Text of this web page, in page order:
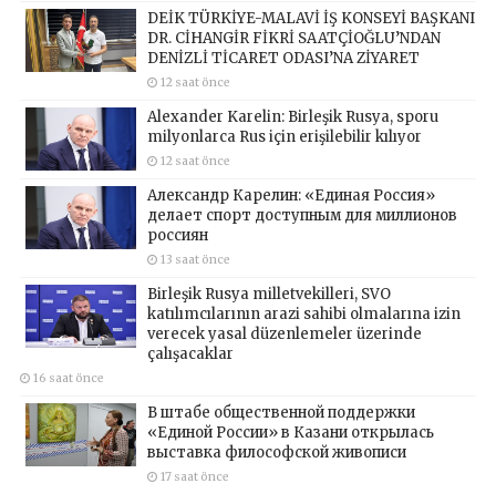
DEİK TÜRKİYE-MALAVİ İŞ KONSEYİ BAŞKANI
DR. CİHANGİR FİKRİ SAATÇİOĞLU’NDAN
DENİZLİ TİCARET ODASI’NA ZİYARET
12 saat önce
Alexander Karelin: Birleşik Rusya, sporu
milyonlarca Rus için erişilebilir kılıyor
12 saat önce
Александр Карелин: «Единая Россия»
делает спорт доступным для миллионов
россиян
13 saat önce
Birleşik Rusya milletvekilleri, SVO
katılımcılarının arazi sahibi olmalarına izin
verecek yasal düzenlemeler üzerinde
çalışacaklar
16 saat önce
В штабе общественной поддержки
«Единой России» в Казани открылась
выставка философской живописи
17 saat önce